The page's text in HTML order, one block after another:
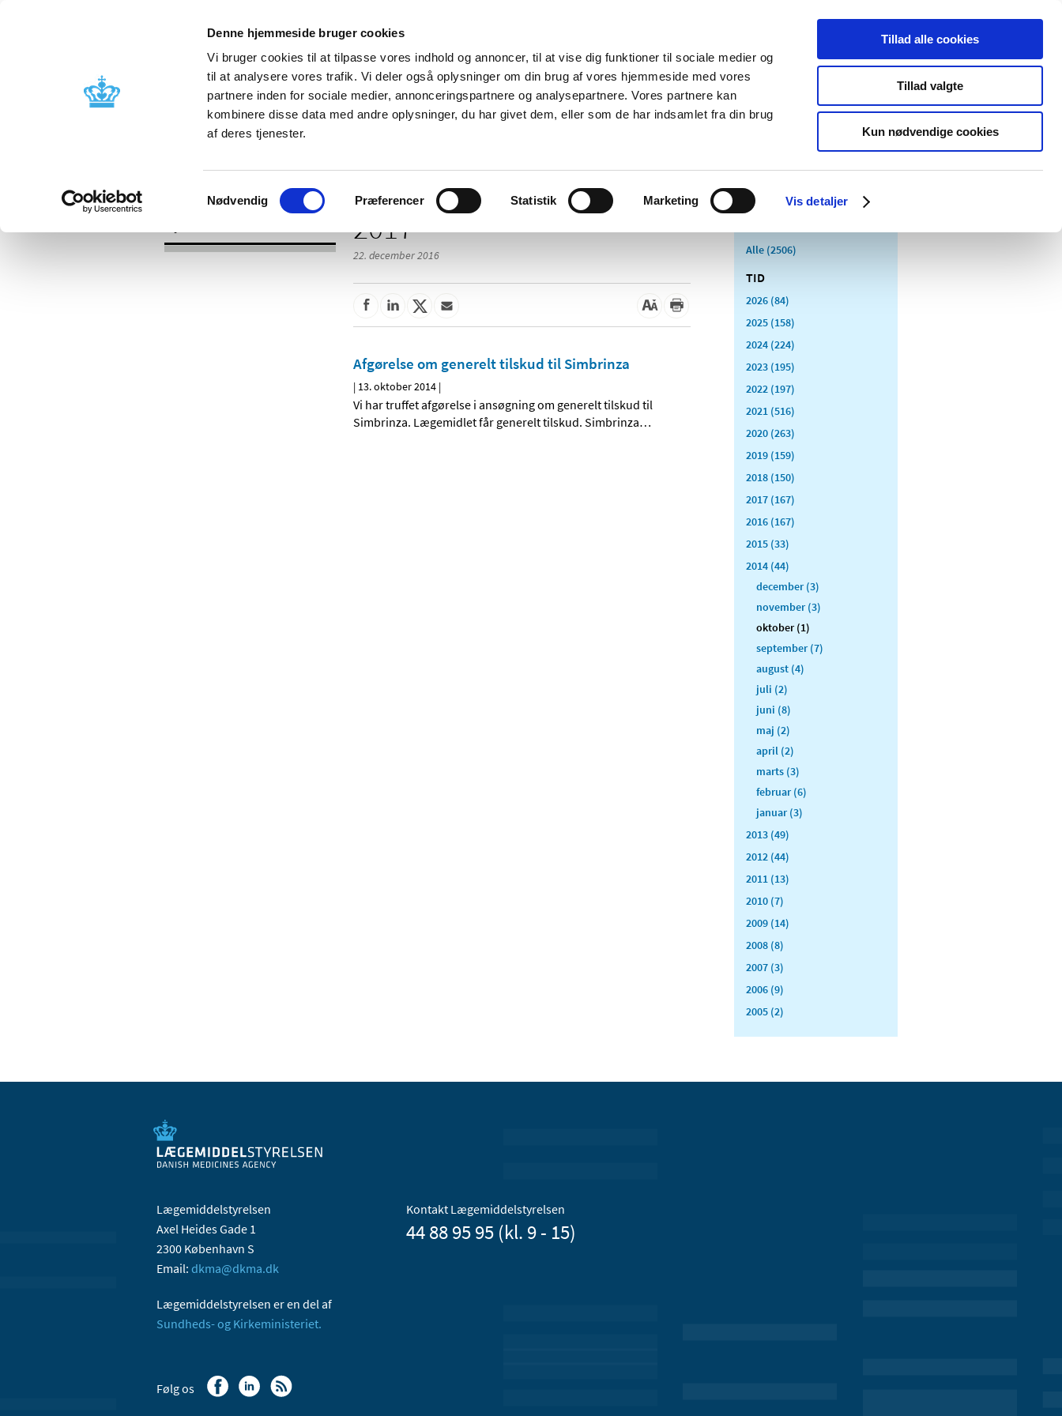
Denne hjemmeside bruger cookies
Vi bruger cookies til at tilpasse vores indhold og annoncer, til at vise dig funktioner til sociale medier og
til at analysere vores trafik. Vi deler også oplysninger om din brug af vores hjemmeside med vores
partnere inden for sociale medier, annonceringspartnere og analysepartnere. Vores partnere kan
kombinere disse data med andre oplysninger, du har givet dem, eller som de har indsamlet fra din brug
af deres tjenester.
Samtykkevalg
Nødvendig Præferencer Statistik Marketing Vis detaljer
Tillad alle cookies
Tillad valgte
Kun nødvendige cookies
Nyheder Om os Kontakt Udgivelser
Godkendelse og
Bivirkninger og
produktinformation
Tilskud og
Apoteker og salg af
Medicinsk
Særlige
produktområder
2017
22. december 2016
Afgørelse om generelt tilskud til Simbrinza
| 13. oktober 2014 |
Vi har truffet afgørelse i ansøgning om generelt tilskud til
Simbrinza. Lægemidlet får generelt tilskud. Simbrinza…
Alle (2506)
TID
2026 (84)
2025 (158)
2024 (224)
2023 (195)
2022 (197)
2021 (516)
2020 (263)
2019 (159)
2018 (150)
2017 (167)
2016 (167)
2015 (33)
2014 (44)
december (3)
november (3)
oktober (1)
september (7)
august (4)
juli (2)
juni (8)
maj (2)
april (2)
marts (3)
februar (6)
januar (3)
2013 (49)
2012 (44)
2011 (13)
2010 (7)
2009 (14)
2008 (8)
2007 (3)
2006 (9)
2005 (2)
Lægemiddelstyrelsen
Axel Heides Gade 1
2300 København S
Email: dkma@dkma.dk
Lægemiddelstyrelsen er en del af
Sundheds- og Kirkeministeriet.
Kontakt Lægemiddelstyrelsen
44 88 95 95 (kl. 9 - 15)
Følg os